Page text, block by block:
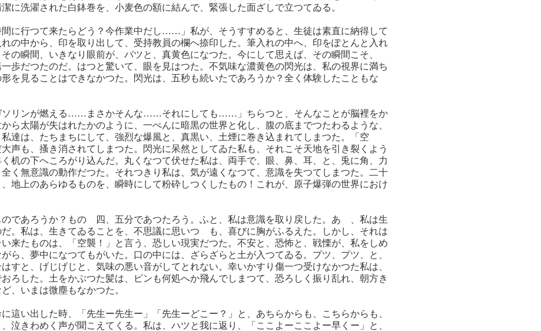
に洗濯された白鉢巻を、小麦色の額に結んで、緊張した面ざしで立つてゐる。
間に行つて来たらどう？今作業中だし……」私が、そうすすめると、生徒は素直に納得して
の中から、印を取り出して、受持教員の欄へ捺印した。筆入れの中へ、印をぽとんと入れ
の瞬間、いきなり眼前が、パツと、真黄色になつた。今にして思えば、その瞬間こそ、
一歩だつたのだ。はつと驚いて、眼を見はつた。不気味な濃黄色の閃光は、私の視界に満ち
を見ることはできなかつた。閃光は、五秒も続いたであろうか？全く体験したこともな
ソリンが燃える……まさかそんな……それにしても……」ちらつと、そんなことが脳裡をか
ら太陽が失はれたかのように、一ぺんに暗黒の世界と化し、腹の底までつたわるような、
達は、たちまちにして、強烈な爆風と、真黒い、土煙に巻き込まれてしまつた。「空
声も、搔き消されてしまつた。閃光に呆然としてゐた私も、それこそ天地を引き裂くよう
机の下へころがり込んだ。丸くなつて伏せた私は、両手で、眼、鼻、耳、と、兎に角、力
く無意識の動作だつた。それつきり私は、気が遠くなつて、意識を失つてしまつた。二十
地上のあらゆるものを、瞬時にして粉砕しつくしたもの！これが、原子爆弾の世界におけ
であろうか？ものゝ四、五分であつたろう。ふと、私は意識を取り戻した。あゝ、私は生
。私は、生きてゐることを、不思議に思いつゝも、喜びに胸がふるえた。しかし、それは
来たものは、「空襲！」と言う、恐しい現実だつた。不安と、恐怖と、戦慄が、私をしめ
ら、夢中になつてもがいた。口の中には、ざらざらと土が入つてゐる。プツ、プツ、と、
すと、げじげじと、気味の悪い音がしてとれない。幸いかすり傷一つ受けなかつた私は、
ろした。土をかぶつた髪は、ピンも何処へか飛んでしまつて、恐ろしく振り乱れ、朝方き
、いまは微塵もなかつた。
這い出した時、「先生ー先生ー」「先生ーどこー？」と、あちらからも、こちらからも、
泣きわめく声が聞こえてくる。私は、ハツと我に返り、「ここよーここよー早くー」と、